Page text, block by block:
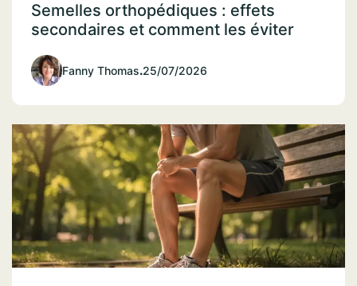
Semelles orthopédiques : effets
secondaires et comment les éviter
Fanny Thomas.25/07/2026